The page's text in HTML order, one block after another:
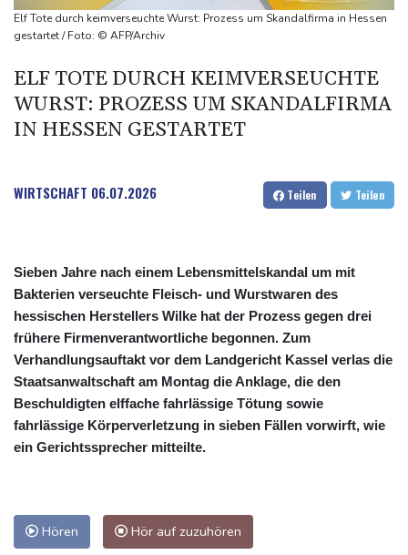
Rekordstand bei Exporten
Weniger Falschgeld im ersten Halbjahr im Umlauf
historischem Tief
Urteil: Nähe zu Muslimbruderschaft kann Verbeamtung
entgegenstehen
Elf Tote durch keimverseuchte Wurst: Prozess um Skandalfirma in Hessen
gestartet / Foto: © AFP/Archiv
ELF TOTE DURCH KEIMVERSEUCHTE
WURST: PROZESS UM SKANDALFIRMA
IN HESSEN GESTARTET
WIRTSCHAFT 06.07.2026 Teilen Teilen
Sieben Jahre nach einem Lebensmittelskandal um mit
Bakterien verseuchte Fleisch- und Wurstwaren des
hessischen Herstellers Wilke hat der Prozess gegen drei
frühere Firmenverantwortliche begonnen. Zum
Verhandlungsauftakt vor dem Landgericht Kassel verlas die
Staatsanwaltschaft am Montag die Anklage, die den
Beschuldigten elffache fahrlässige Tötung sowie
fahrlässige Körperverletzung in sieben Fällen vorwirft, wie
ein Gerichtssprecher mitteilte.
Hören Hör auf zuzuhören